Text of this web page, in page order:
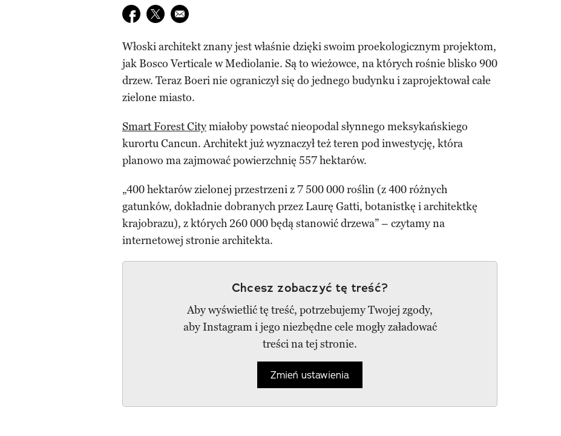
Udostępnij na facebook
Udostępnij na twitter
E-mail do przyjaciela
Włoski architekt znany jest właśnie dzięki swoim proekologicznym projektom,
jak Bosco Verticale w Mediolanie. Są to wieżowce, na których rośnie blisko 900
drzew. Teraz Boeri nie ograniczył się do jednego budynku i zaprojektował całe
zielone miasto.
Smart Forest Citymiałoby powstać nieopodal słynnego meksykańskiego
kurortu Cancun. Architekt już wyznaczył też teren pod inwestycję, która
planowo ma zajmować powierzchnię 557 hektarów.
„400 hektarów zielonej przestrzeni z 7 500 000 roślin (z 400 różnych
gatunków, dokładnie dobranych przez Laurę Gatti, botanistkę i architektkę
krajobrazu), z których 260 000 będą stanowić drzewa” – czytamy na
internetowej stronie architekta.
Chcesz zobaczyć tę treść?
Aby wyświetlić tę treść, potrzebujemy Twojej zgody,
aby Instagram i jego niezbędne cele mogły załadować
treści na tej stronie.
Zmień ustawienia